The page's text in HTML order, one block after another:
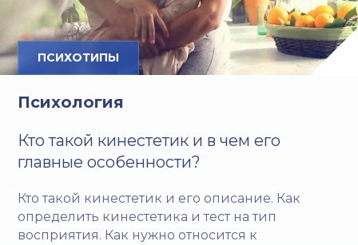
ПСИХОТИПЫ
Психология
Кто такой кинестетик и в чем его
главные особенности?
Кто такой кинестетик и его описание. Как
определить кинестетика и тест на тип
восприятия. Как нужно относится к